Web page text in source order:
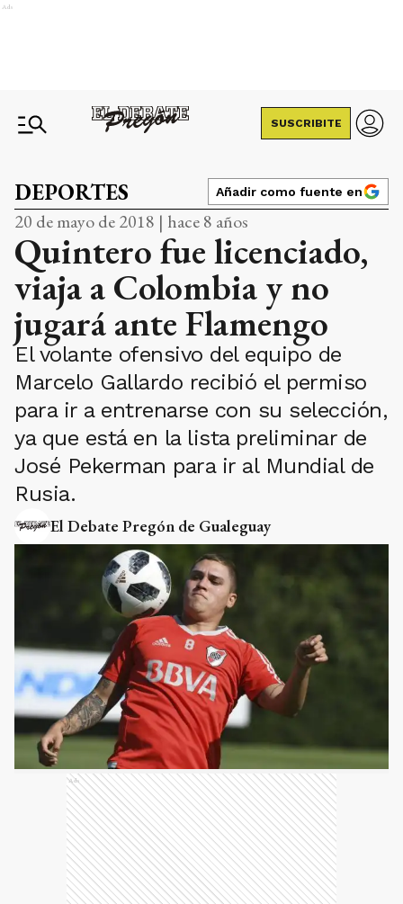
Ads
SUSCRIBITE
DEPORTES Añadir como fuente en
20 de mayo de 2018 | hace 8 años
Quintero fue licenciado,
viaja a Colombia y no
jugará ante Flamengo
El volante ofensivo del equipo de
Marcelo Gallardo recibió el permiso
para ir a entrenarse con su selección,
ya que está en la lista preliminar de
José Pekerman para ir al Mundial de
Rusia.
El Debate Pregón de Gualeguay
Ads